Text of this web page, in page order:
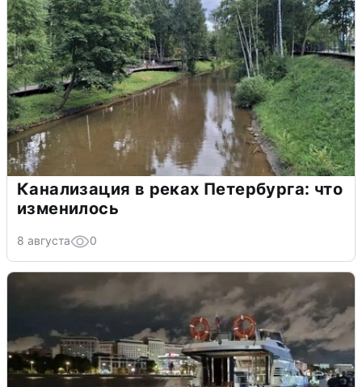
Канализация в реках Петербурга: что
изменилось
8 августа 0